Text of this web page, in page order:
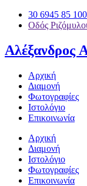
30 6945 85
Οδός
Αλέξανδρος
Αρχική
Διαμονή
Φωτογραφίες
Ιστολόγιο
Επικοινωνία
Αρχική
Διαμονή
Ιστολόγιο
Φωτογραφίες
Επικοινωνία